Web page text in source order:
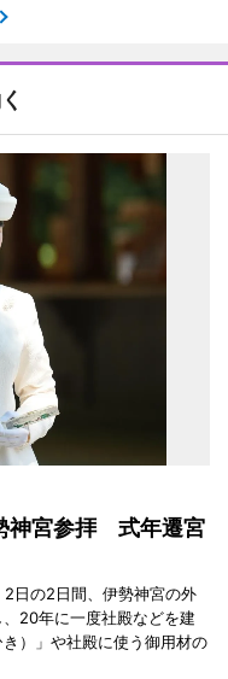
神宮参拝 式年遷宮
日の2日間、伊勢神宮の外
20年に一度社殿などを建
）」や社殿に使う御用材の